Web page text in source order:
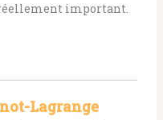
important.
Lagrange